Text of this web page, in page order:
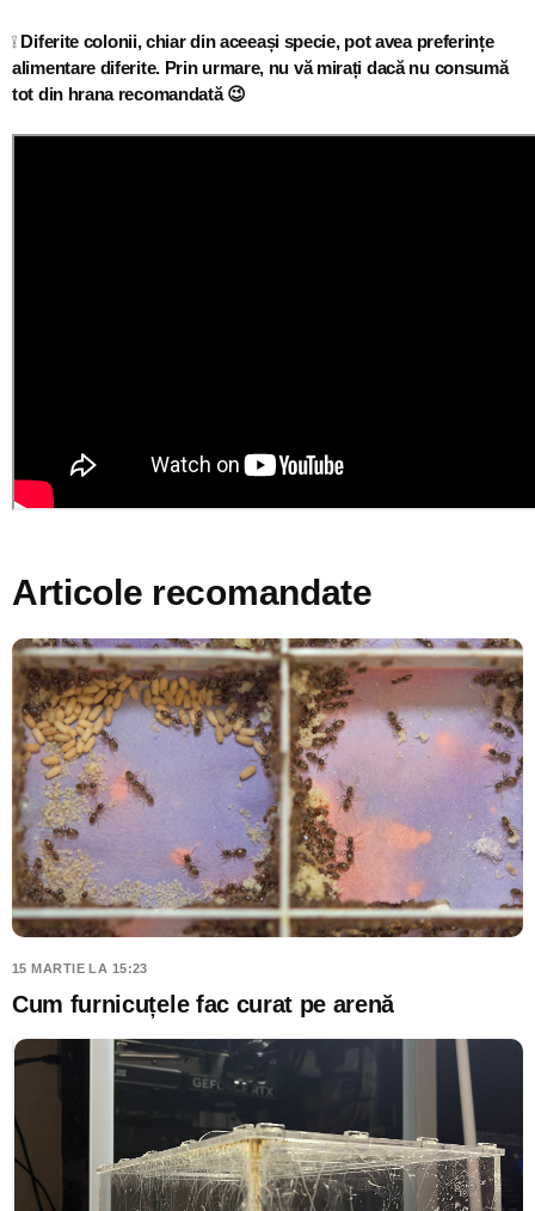
❕️Diferite colonii, chiar din aceeași specie, pot avea preferințe
alimentare diferite. Prin urmare, nu vă mirați dacă nu consumă
tot din hrana recomandată 😉
Articole recomandate
15 MARTIE LA 15:23
Cum furnicuțele fac curat pe arenă